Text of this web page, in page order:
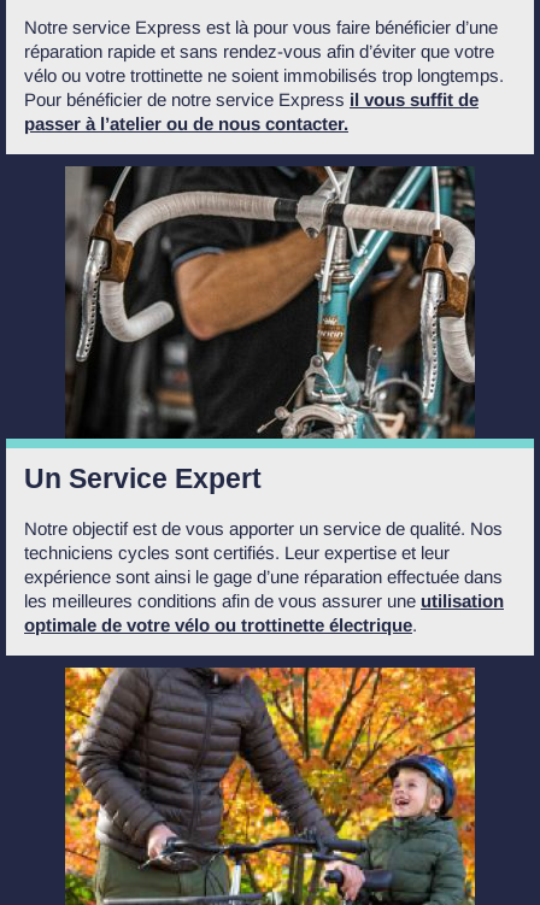
Notre service Express est là pour vous faire bénéficier d’une
réparation rapide et sans rendez-vous afin d’éviter que votre
vélo ou votre trottinette ne soient immobilisés trop longtemps.
Pour bénéficier de notre service Express il vous suffit de
passer à l’atelier ou de nous contacter.
Un Service Expert
Notre objectif est de vous apporter un service de qualité. Nos
techniciens cycles sont certifiés. Leur expertise et leur
expérience sont ainsi le gage d’une réparation effectuée dans
les meilleures conditions afin de vous assurer une utilisation
optimale de votre vélo ou trottinette électrique.